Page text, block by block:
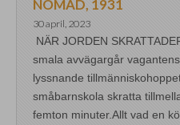
NOMAD, 1931
30 april, 2023
NÄR JORDEN
smala avvägargår
lyssnande
småbarnskola skratta
femton minuter.Allt vad en